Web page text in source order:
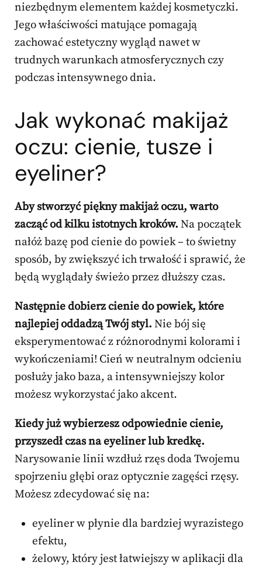
niezbędnym elementem każdej kosmetyczki.
Jego właściwości matujące pomagają
zachować estetyczny wygląd nawet w
trudnych warunkach atmosferycznych czy
podczas intensywnego dnia.
Jak wykonać makijaż
oczu: cienie, tusze i
eyeliner?
Aby stworzyć piękny makijaż oczu, warto
zacząć od kilku istotnych kroków. Na początek
nałóż bazę pod cienie do powiek – to świetny
sposób, by zwiększyć ich trwałość i sprawić, że
będą wyglądały świeżo przez dłuższy czas.
Następnie dobierz cienie do powiek, które
najlepiej oddadzą Twój styl. Nie bój się
eksperymentować z różnorodnymi kolorami i
wykończeniami! Cień w neutralnym odcieniu
posłuży jako baza, a intensywniejszy kolor
możesz wykorzystać jako akcent.
Kiedy już wybierzesz odpowiednie cienie,
przyszedł czas na eyeliner lub kredkę.
Narysowanie linii wzdłuż rzęs doda Twojemu
spojrzeniu głębi oraz optycznie zagęści rzęsy.
Możesz zdecydować się na:
eyeliner w płynie dla bardziej wyrazistego
efektu,
żelowy, który jest łatwiejszy w aplikacji dla